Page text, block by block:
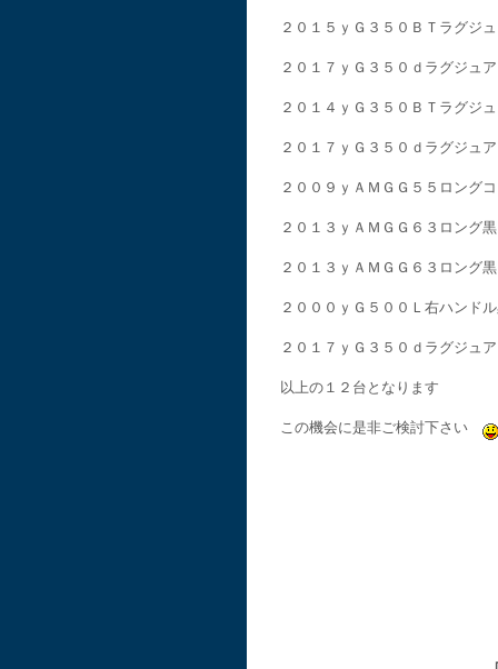
２０１５ｙＧ３５０ＢＴラグジ
２０１７ｙＧ３５０ｄラグジュ
２０１４ｙＧ３５０ＢＴラグジ
２０１７ｙＧ３５０ｄラグジュ
２００９ｙＡＭＧＧ５５ロング
２０１３ｙＡＭＧＧ６３ロング
２０１３ｙＡＭＧＧ６３ロング
２０００ｙＧ５００Ｌ右ハンド
２０１７ｙＧ３５０ｄラグジュ
以上の１２台となります
この機会に是非ご検討下さい